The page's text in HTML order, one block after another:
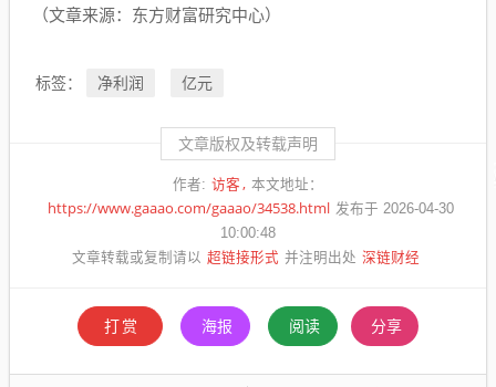
（文章来源： 东方财富研究中心）
标签： 净利润 亿元
文章版权及转载声明
作者: 访客 本文地址：
https://www.gaaao.com/gaaao/34538.html 发布于 2026-04-30
10:00:48
文章转载或复制请以 超链接形式 并注明出处 深链财经
打赏 海报 阅读 分享